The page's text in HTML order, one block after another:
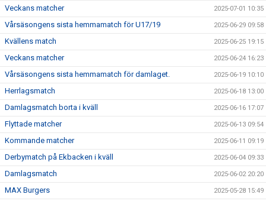
Veckans matcher 2025-07-01 10:35
Vårsäsongens sista hemmamatch för U17/19 2025-06-29 09:58
Kvällens match 2025-06-25 19:15
Veckans matcher 2025-06-24 16:23
Vårsäsongens sista hemmamatch för damlaget. 2025-06-19 10:10
Herrlagsmatch 2025-06-18 13:00
Damlagsmatch borta i kväll 2025-06-16 17:07
Flyttade matcher 2025-06-13 09:54
Kommande matcher 2025-06-11 09:19
Derbymatch på Ekbacken i kväll 2025-06-04 09:33
Damlagsmatch 2025-06-02 20:20
MAX Burgers 2025-05-28 15:49